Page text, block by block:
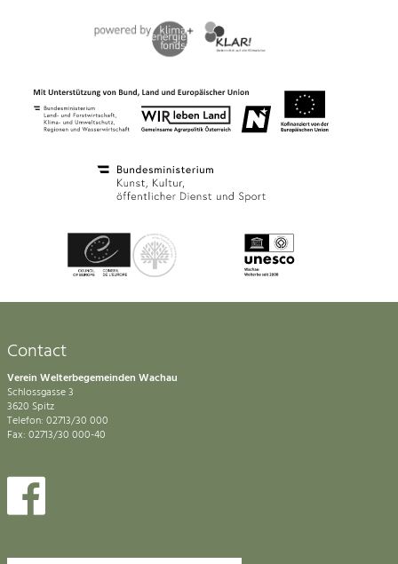
Contact
Verein Welterbegemeinden Wachau
Schlossgasse 3
3620 Spitz
Telefon: 02713/30 000
Fax: 02713/30 000-40